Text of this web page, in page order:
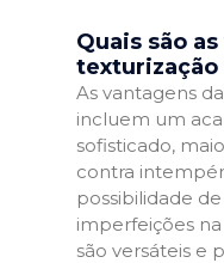
Quais são
texturização
As vantagens
incluem um
sofisticado,
contra
possibilidade
imperfeições
são versáteis e